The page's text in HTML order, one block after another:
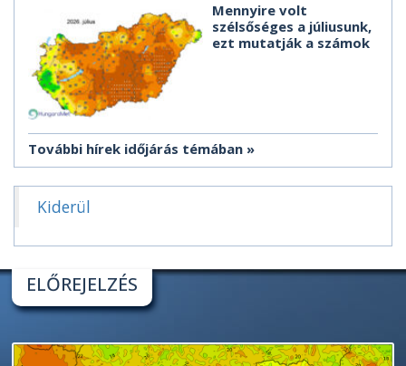
Mennyire volt
szélsőséges a júliusunk,
ezt mutatják a számok
További hírek időjárás témában
Kiderül
ELŐREJELZÉS